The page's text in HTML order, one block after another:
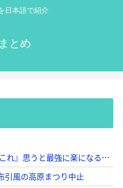
日本語で紹介
とめ